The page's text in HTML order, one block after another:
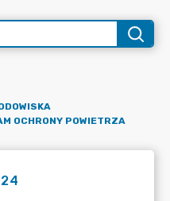
OCHRONY POWIETRZA